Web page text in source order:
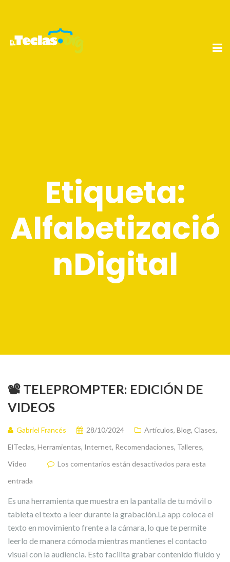
Etiqueta:
Alfabetizació
nDigital
📽️ TELEPROMPTER: EDICIÓN DE
VIDEOS
Gabriel Francés 28/10/2024 Artículos, Blog, Clases,
ElTeclas, Herramientas, Internet, Recomendaciones, Talleres,
Video
Los comentarios están desactivados para esta
entrada
Es una herramienta que muestra en la pantalla de tu móvil o
tableta el texto a leer durante la grabación.La app coloca el
texto en movimiento frente a la cámara, lo que te permite
leerlo de manera cómoda mientras mantienes el contacto
visual con la audiencia. Esto facilita grabar contenido fluido y